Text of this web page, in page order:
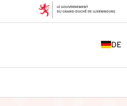
DE
FR
LU